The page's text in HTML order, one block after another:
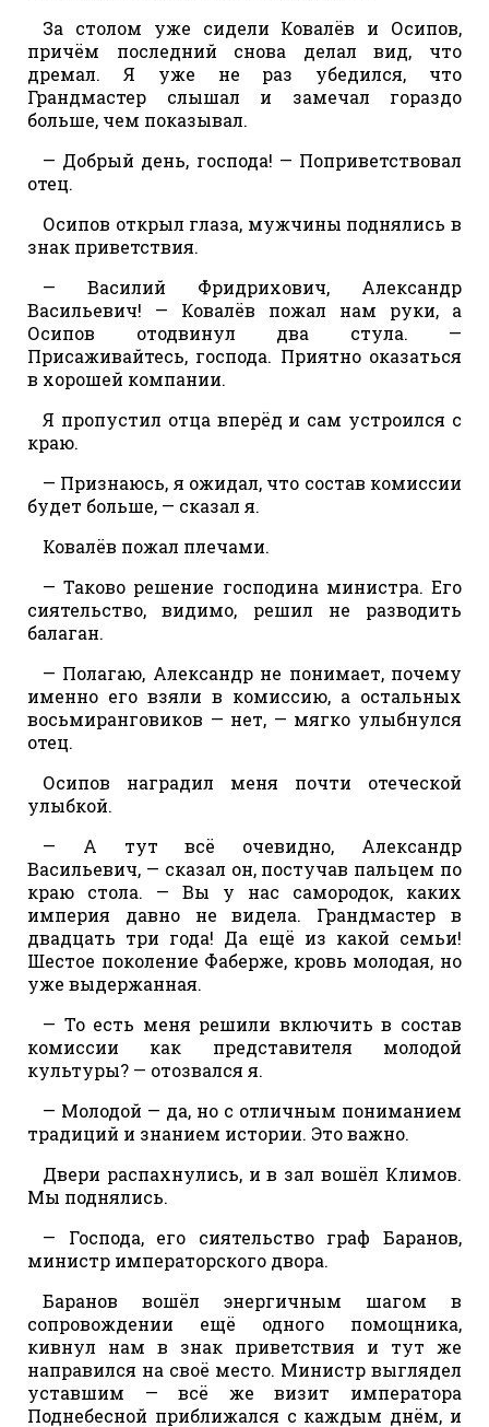
За столом уже сидели Ковалёв и Осипов,
причём последний снова делал вид, что
дремал. Я уже не раз убедился, что
Грандмастер слышал и замечал гораздо
больше, чем показывал.
— Добрый день, господа! — Поприветствовал
отец.
Осипов открыл глаза, мужчины поднялись в
знак приветствия.
— Василий Фридрихович, Александр
Васильевич! — Ковалёв пожал нам руки, а
Осипов отодвинул два стула. —
Присаживайтесь, господа. Приятно оказаться
в хорошей компании.
Я пропустил отца вперёд и сам устроился с
краю.
— Признаюсь, я ожидал, что состав комиссии
будет больше, — сказал я.
Ковалёв пожал плечами.
— Таково решение господина министра. Его
сиятельство, видимо, решил не разводить
балаган.
— Полагаю, Александр не понимает, почему
именно его взяли в комиссию, а остальных
восьмиранговиков — нет, — мягко улыбнулся
отец.
Осипов наградил меня почти отеческой
улыбкой.
— А тут всё очевидно, Александр
Васильевич, — сказал он, постучав пальцем по
краю стола. — Вы у нас самородок, каких
империя давно не видела. Грандмастер в
двадцать три года! Да ещё из какой семьи!
Шестое поколение Фаберже, кровь молодая, но
уже выдержанная.
— То есть меня решили включить в состав
комиссии как представителя молодой
культуры? — отозвался я.
— Молодой — да, но с отличным пониманием
традиций и знанием истории. Это важно.
Двери распахнулись, и в зал вошёл Климов.
Мы поднялись.
— Господа, его сиятельство граф Баранов,
министр императорского двора.
Баранов вошёл энергичным шагом в
сопровождении ещё одного помощника,
кивнул нам в знак приветствия и тут же
направился на своё место. Министр выглядел
уставшим — всё же визит императора
Поднебесной приближался с каждым днём, и